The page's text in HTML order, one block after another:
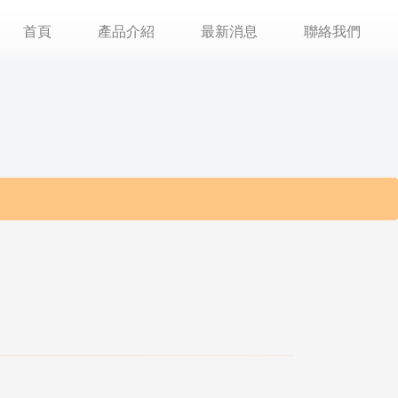
首頁 產品介紹 最新消息 聯絡我們